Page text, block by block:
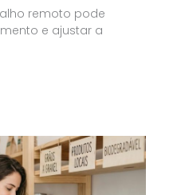
remoto pode
e ajustar a